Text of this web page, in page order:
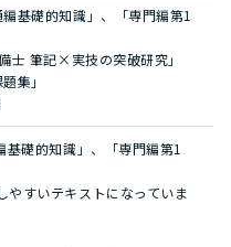
基礎的知識」、「専門編第1
士 筆記×実技の突破研究」
集」
礎的知識」、「専門編第1
やすいテキストになっていま